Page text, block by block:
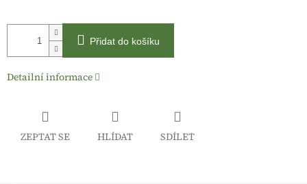
cena:
Přidat do košíku
Detailní informace
ZEPTAT SE HLÍDAT SDÍLET